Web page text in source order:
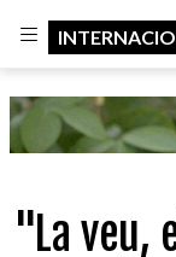
"La veu,